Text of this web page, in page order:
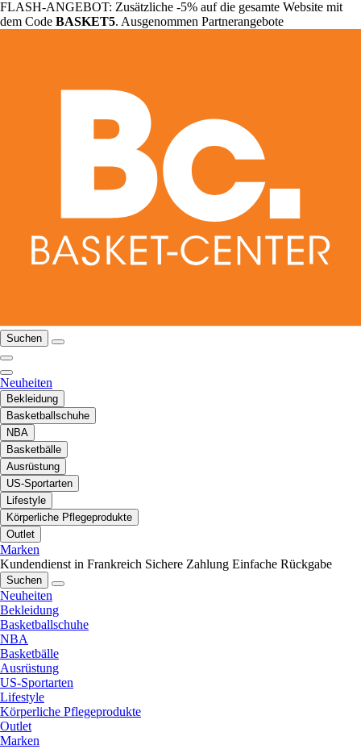
FLASH-ANGEBOT: Zusätzliche -5% auf die gesamte Website mit
dem Code BASKET5. Ausgenommen Partnerangebote
Suchen
Neuheiten
Bekleidung
Basketballschuhe
NBA
Basketbälle
Ausrüstung
US-Sportarten
Lifestyle
Körperliche Pflegeprodukte
Outlet
Marken
Kundendienst in Frankreich Sichere Zahlung Einfache Rückgabe
Suchen
Neuheiten
Bekleidung
Basketballschuhe
NBA
Basketbälle
Ausrüstung
US-Sportarten
Lifestyle
Körperliche Pflegeprodukte
Outlet
Marken